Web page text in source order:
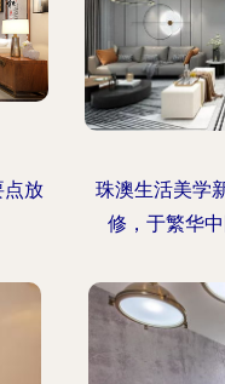
点放
珠澳生活美学
修，于繁华